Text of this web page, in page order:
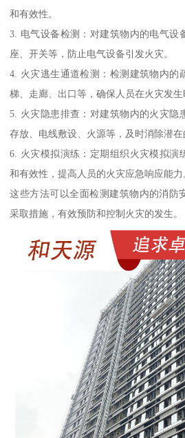
和有效性。
3. 电气设备检测：对建筑物内的电气设
座、开关等，防止电气设备引发火灾。
4. 火灾逃生通道检测：检测建筑物内的
梯、走廊、出口等，确保人员在火灾发生
5. 火灾隐患排查：对建筑物内的火灾隐
存放、电线敷设、火源等，及时消除潜在
6. 火灾模拟演练：定期组织火灾模拟演
和有效性，提高人员的火灾应急响应能力
这些方法可以全面检测建筑物内的消防
采取措施，有效预防和控制火灾的发生。